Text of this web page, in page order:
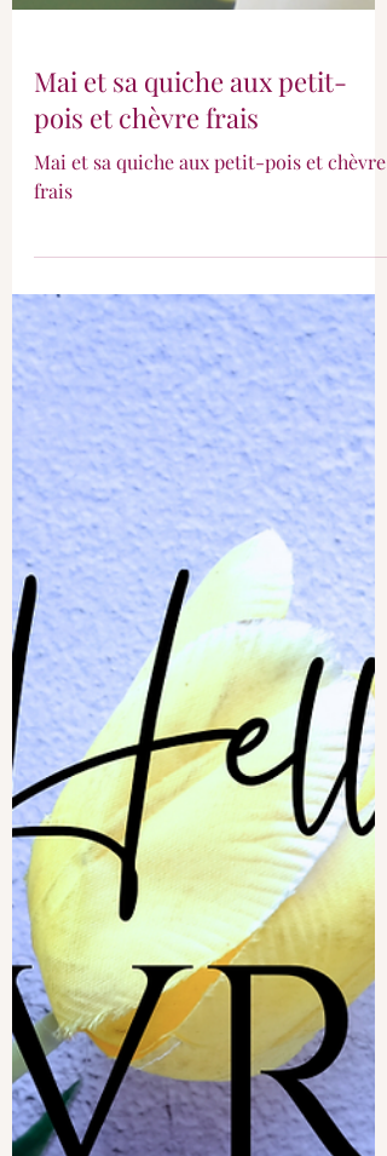
Mai et sa quiche aux petit-
pois et chèvre frais
Mai et sa quiche aux petit-pois et chèvre
frais